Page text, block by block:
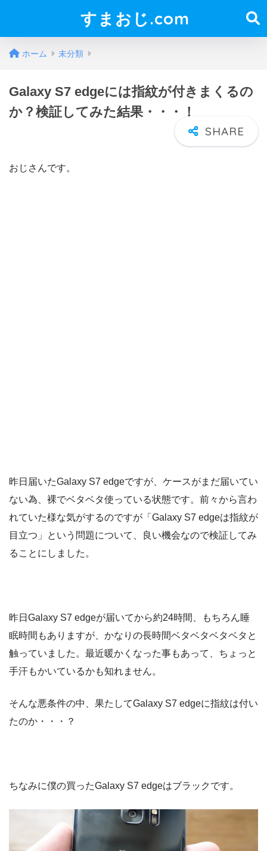
すまおじ.com
ホーム 未分類
Galaxy S7 edgeには指紋が付きまくるの
か？検証してみた結果・・・！
おじさんです。
昨日届いたGalaxy S7 edgeですが、ケースがまだ届いてい
ない為、裸でベタベタ使っている状態です。前々から言わ
れていた様な気がするのですが「Galaxy S7 edgeは指紋が
目立つ」という問題について、良い機会なので検証してみ
ることにしました。
昨日Galaxy S7 edgeが届いてから約24時間、もちろん睡
眠時間もありますが、かなりの長時間ベタベタベタベタと
触っていました。最近暖かくなった事もあって、ちょっと
手汗もかいているかも知れません。
そんな悪条件の中、果たしてGalaxy S7 edgeに指紋は付い
たのか・・・？
ちなみに僕の買ったGalaxy S7 edgeはブラックです。